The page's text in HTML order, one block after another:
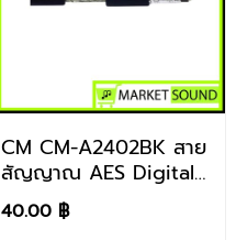
CM CM-A2402BK สาย
สัญญาณ AES Digital
Audio DMX 2 Cores,
24AWG สีดำ ราคา / 1
40.00 ฿